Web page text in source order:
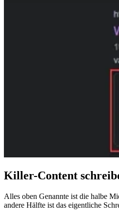
Killer-Content
Alles oben Genannte ist die halbe
andere Hälfte ist das eigentliche